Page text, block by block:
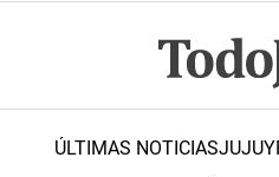
ÚLTIMAS NOTICIASJUJUY